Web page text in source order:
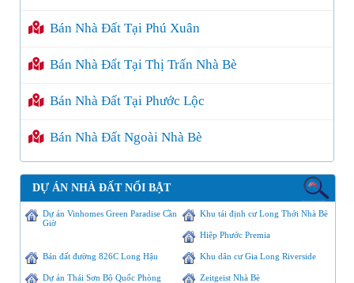
Bán Nhà Đất Tại Phú Xuân
Bán Nhà Đất Tại Thị Trấn Nhà Bè
Bán Nhà Đất Tại Phước Lộc
Bán Nhà Đất Ngoài Nhà Bè
DỰ ÁN NHÀ ĐẤT NỔI BẬT
Dự án Vinhomes Green Paradise Cần
Giờ
Khu tái định cư Long Thới Nhà Bè
Hiệp Phước Premia
Bán đất đường 826C Long Hậu Khu dân cư Gia Long Riverside
Dự án Thái Sơn Bộ Quốc Phòng Zeitgeist Nhà Bè